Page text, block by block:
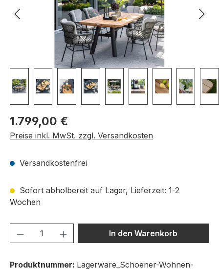
Regulärer Preis:
1.799,00 €
Preise inkl. MwSt. zzgl. Versandkosten
Versandkostenfrei
Sofort abholbereit auf Lager, Lieferzeit: 1-2
Wochen
Produkt Anzahl: Gib denIn den Warenkorb
Produktnummer: Lagerware_Schoener-Wohnen-